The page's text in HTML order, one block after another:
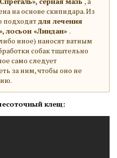
на основе скипидара. Из
подходят для лечения
лосьон «Линдан» .
иное) наносят ватным
собак тщательно
само следует
за ним, чтобы оно не
клещ: